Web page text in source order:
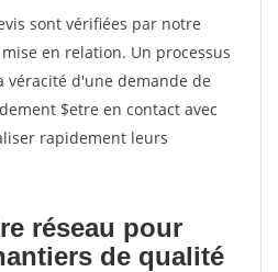
sont vérifiées par notre
en relation. Un processus
d'une demande de
$etre en contact avec
rapidement leurs
réseau pour
de qualité